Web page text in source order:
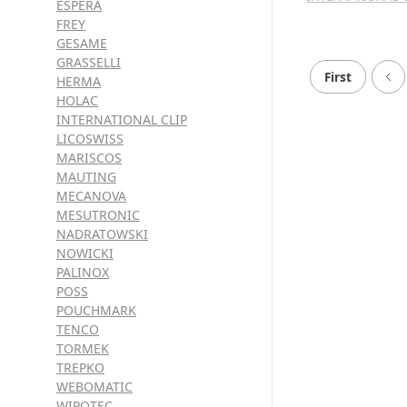
First
ESPERA
FREY
GESAME
GRASSELLI
HERMA
HOLAC
INTERNATIONAL CLIP
LICOSWISS
MARISCOS
MAUTING
MECANOVA
MESUTRONIC
NADRATOWSKI
NOWICKI
PALINOX
POSS
POUCHMARK
TENCO
TORMEK
TREPKO
WEBOMATIC